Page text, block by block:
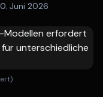
Juni 2026